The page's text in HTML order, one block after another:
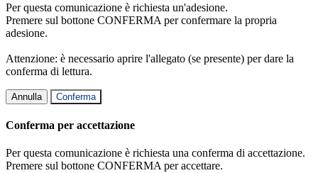
Per questa comunicazione è richiesta un'adesione.
Premere sul bottone CONFERMA per confermare la propria
adesione.
Attenzione: è necessario aprire l'allegato (se presente) per dare la
conferma di lettura.
Annulla Conferma
Conferma per accettazione
Per questa comunicazione è richiesta una conferma di accettazione.
Premere sul bottone CONFERMA per accettare.